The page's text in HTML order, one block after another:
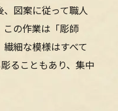
図案に従って職人
この作業は「彫師
繊細な模様はすべて
ることもあり、集中